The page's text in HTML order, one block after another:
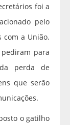
foi a
pelo
com a União.
para
perda de
que serão
o gatilho